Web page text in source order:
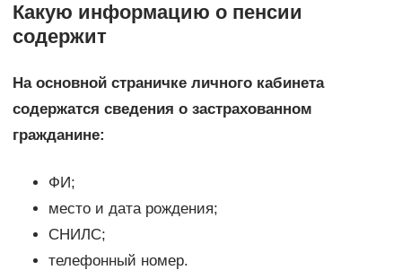
Какую информацию о пенсии
содержит
На основной страничке личного кабинета
содержатся сведения о застрахованном
гражданине:
ФИ;
место и дата рождения;
СНИЛС;
телефонный номер.